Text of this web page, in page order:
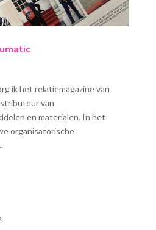
ik het relatiemagazine van
van
en materialen. In het
organisatorische